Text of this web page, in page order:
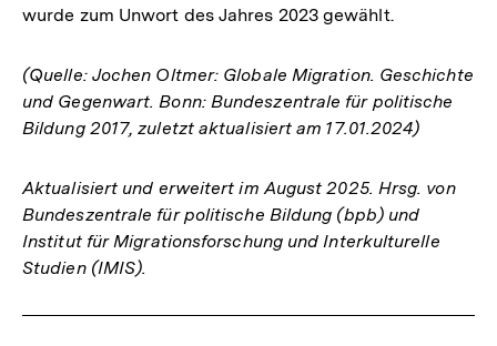
wurde zum Unwort des Jahres 2023 gewählt.
(Quelle: Jochen Oltmer: Globale Migration. Geschichte
und Gegenwart. Bonn: Bundeszentrale für politische
Bildung 2017, zuletzt aktualisiert am 17.01.2024)
Aktualisiert und erweitert im August 2025. Hrsg. von
Bundeszentrale für politische Bildung (bpb) und
Institut für Migrationsforschung und Interkulturelle
Studien (IMIS).